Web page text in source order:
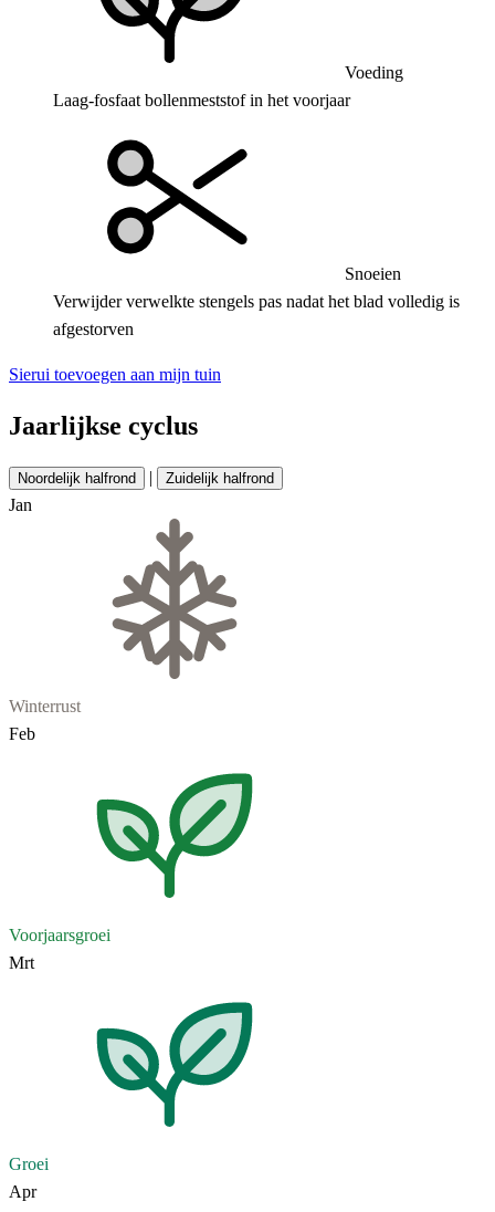
Voeding
Laag-fosfaat bollenmeststof in het voorjaar
Snoeien
Verwijder verwelkte stengels pas nadat het blad volledig is
afgestorven
Sierui toevoegen aan mijn tuin
Jaarlijkse cyclus
Noordelijk halfrond | Zuidelijk halfrond
Jan
Winterrust
Feb
Voorjaarsgroei
Mrt
Groei
Apr